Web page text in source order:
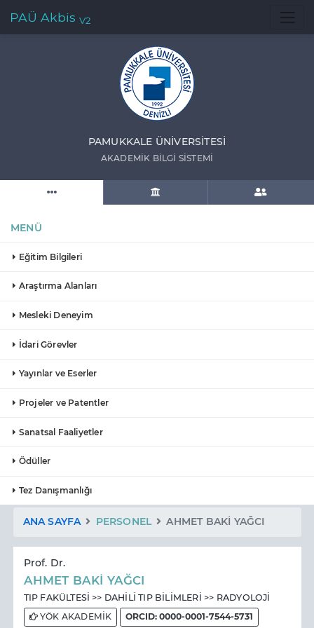
PAÜ Akbis V2
PAMUKKALE ÜNIVERSITESI
AKADEMIK BILGI SISTEMI
MENÜ
Eğitim Bilgileri
Araştırma Alanları
Mesleki Deneyim
İdari Görevler
Yayınlar ve Eserler
Projeler ve Patentler
Sanatsal Faaliyetler
Ödüller
Tez Danışmanlığı
ANA SAYFA PERSONEL AHMET BAKİ YAĞCI
Prof. Dr.
AHMET BAKİ YAĞCI
TIP FAKÜLTESİ >> DAHİLİ TIP BİLİMLERİ >> RADYOLOJİ
YÖK AKADEMİK
ORCID: 0000-0001-7544-5731